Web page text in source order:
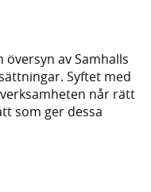
översyn av Samhalls
Syftet med
når rätt
som ger dessa